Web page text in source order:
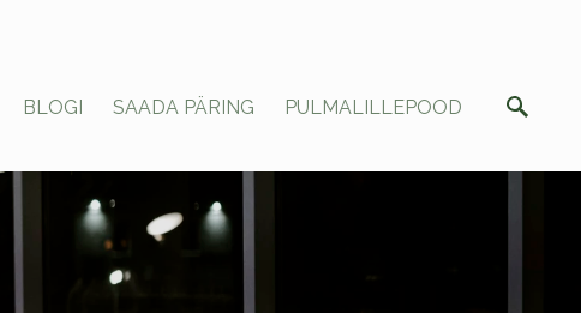
BLOGI SAADA PÄRING PULMALILLEPOOD